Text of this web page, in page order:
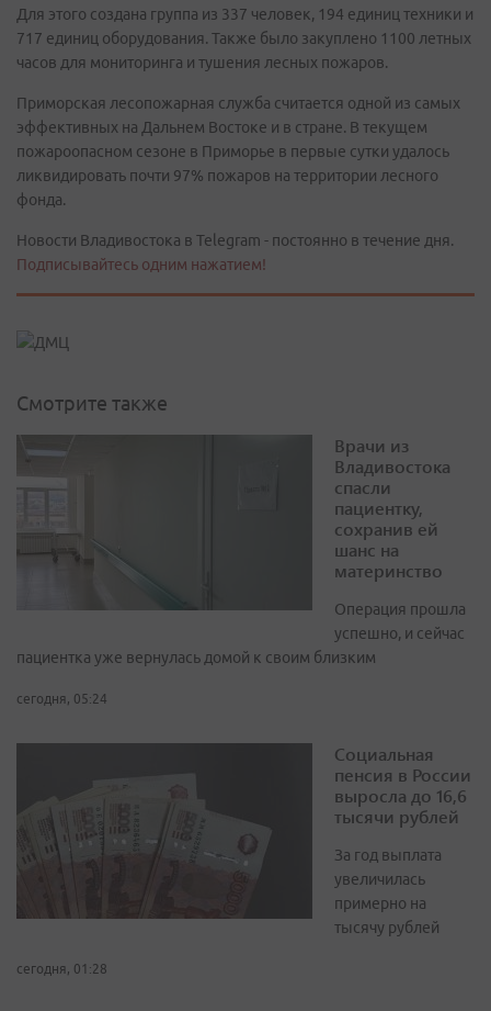
Для этого создана группа из 337 человек, 194 единиц техники и
717 единиц оборудования. Также было закуплено 1100 летных
часов для мониторинга и тушения лесных пожаров.
Приморская лесопожарная служба считается одной из самых
эффективных на Дальнем Востоке и в стране. В текущем
пожароопасном сезоне в Приморье в первые сутки удалось
ликвидировать почти 97% пожаров на территории лесного
фонда.
Новости Владивостока в Telegram - постоянно в течение дня.
Подписывайтесь одним нажатием!
Смотрите также
Врачи из
Владивостока
спасли
пациентку,
сохранив ей
шанс на
материнство
Операция прошла
успешно, и сейчас
пациентка уже вернулась домой к своим близким
сегодня, 05:24
Социальная
пенсия в России
выросла до 16,6
тысячи рублей
За год выплата
увеличилась
примерно на
тысячу рублей
сегодня, 01:28